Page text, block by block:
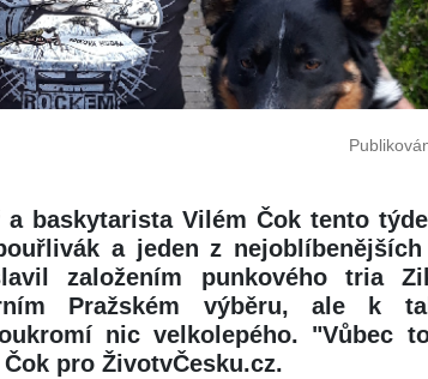
baskytarista Vilém Čok tento
a jeden z
založením punkového tria
Pražském výběru, ale k
nic velkolepého. "Vůbec
pro ŽivotvČesku.cz.